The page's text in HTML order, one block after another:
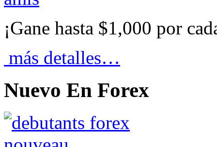
¡Gane hasta $1,000 por
más detalles…
Nuevo En Forex